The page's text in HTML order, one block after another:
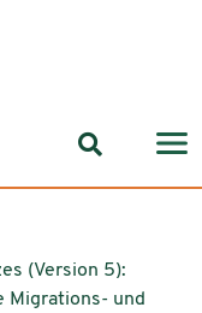
(Version 5):
Migrations- und